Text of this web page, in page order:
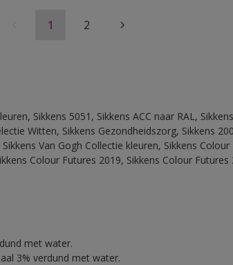
1 2
Sikkens 5051, Sikkens ACC naar RAL,
Witten, Sikkens Gezondheidszorg, Sikkens
Van Gogh Collectie kleuren, Sikkens
Colour Futures 2019, Sikkens Colour Futures
met water.
3% verdund met water.